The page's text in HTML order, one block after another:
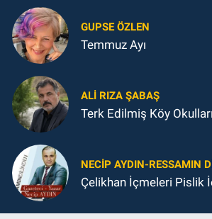
GUPSE ÖZLEN
Temmuz Ayı
ALI RIZA ŞABAŞ
Terk Edilmiş Köy
NECIP AYDIN-RESSAMIN
Çelikhan İçmeleri Pislik